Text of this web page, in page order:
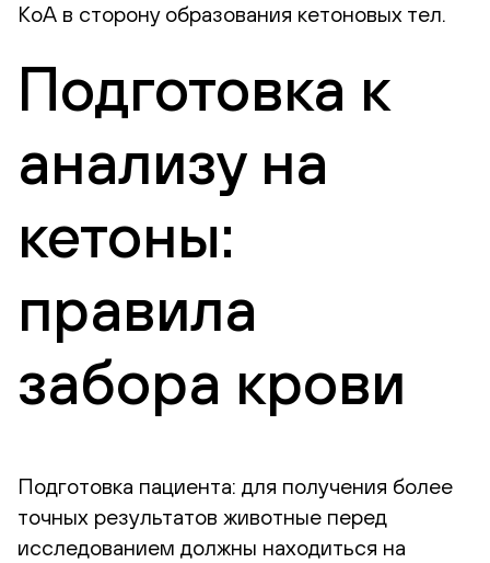
КоА в сторону образования кетоновых тел.
Подготовка к
анализу на
кетоны:
правила
забора крови
Подготовка пациента: для получения более
точных результатов животные перед
исследованием должны находиться на